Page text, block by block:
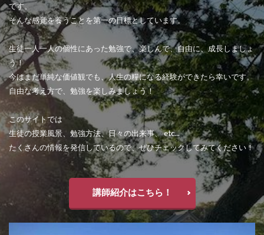
です。
そんな感覚を養うことを第一の目標としています。
生徒一人一人の個性にあった勉強で、楽しんで、自由に、成長しましょ
う！
今はまだ単純な価値観でも、人生の糧になる経験ができたら幸いです。
自由な考え方で、勉強を楽しみましょう！
このサイトでは
生徒の授業風景、勉強方法、日々の出来事、 etc...
たくさんの情報を発信しているので、ぜひチェックしてみてください！
講師紹介はこちら！